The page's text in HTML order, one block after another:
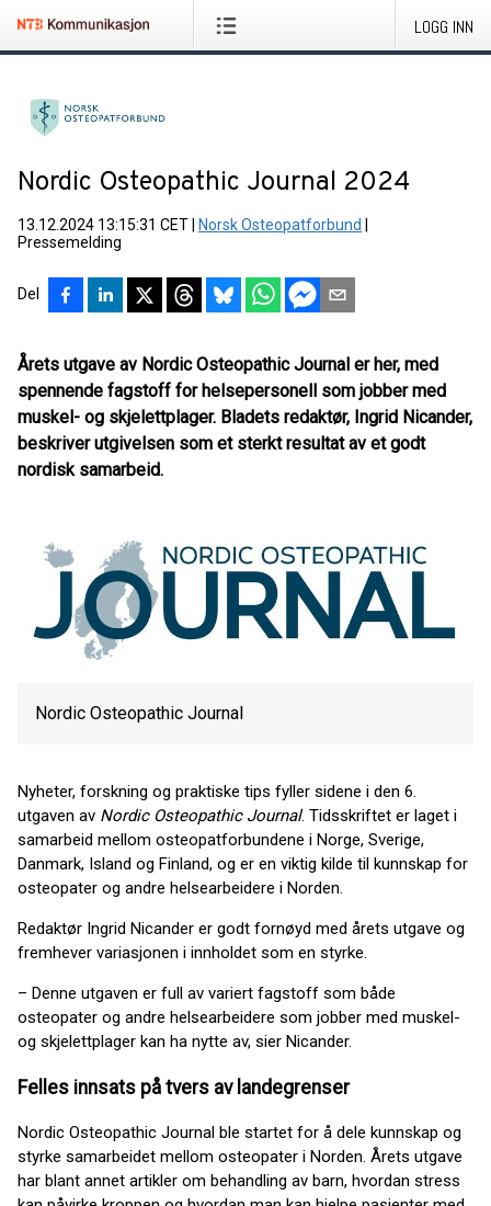
LOGG INN
Nordic Osteopathic Journal 2024
13.12.2024 13:15:31 CET Norsk Osteopatforbund
Pressemelding
Del
Årets utgave av Nordic Osteopathic Journal er her, med
spennende fagstoff for helsepersonell som jobber med
muskel- og skjelettplager. Bladets redaktør, Ingrid Nicander,
beskriver utgivelsen som et sterkt resultat av et godt
nordisk samarbeid.
Nordic Osteopathic Journal
Nyheter, forskning og praktiske tips fyller sidene i den 6.
utgaven av Nordic Osteopathic Journal. Tidsskriftet er laget i
samarbeid mellom osteopatforbundene i Norge, Sverige,
Danmark, Island og Finland, og er en viktig kilde til kunnskap for
osteopater og andre helsearbeidere i Norden.
Redaktør Ingrid Nicander er godt fornøyd med årets utgave og
fremhever variasjonen i innholdet som en styrke.
– Denne utgaven er full av variert fagstoff som både
osteopater og andre helsearbeidere som jobber med muskel-
og skjelettplager kan ha nytte av, sier Nicander.
Felles innsats på tvers av landegrenser
Nordic Osteopathic Journal ble startet for å dele kunnskap og
styrke samarbeidet mellom osteopater i Norden. Årets utgave
har blant annet artikler om behandling av barn, hvordan stress